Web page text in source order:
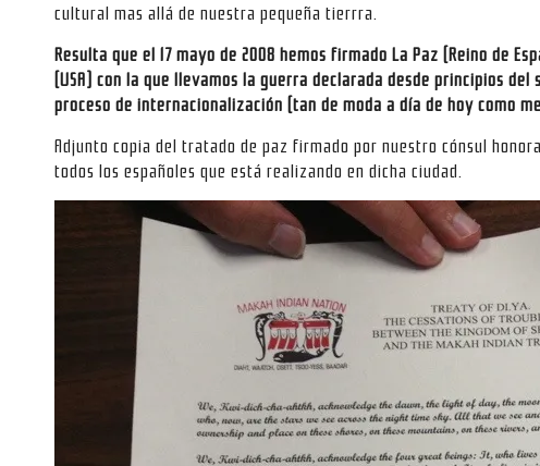
cultural mas allá de nuestra pequeña tierrra.
Resulta que el 17 mayo de 2008 hemos firmado La Paz (Reino de
(USA) con la que llevamos la guerra declarada desde principios
proceso de internacionalización (tan de moda a día de hoy como
Adjunto copia del tratado de paz firmado por nuestro cónsul
todos los españoles que está realizando en dicha ciudad.